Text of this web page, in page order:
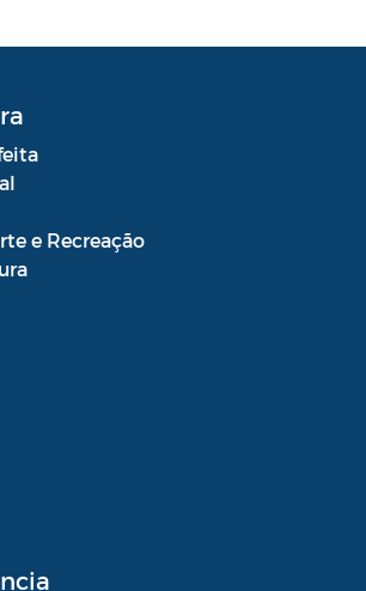
Específicas
do Contribuinte
e Recreação